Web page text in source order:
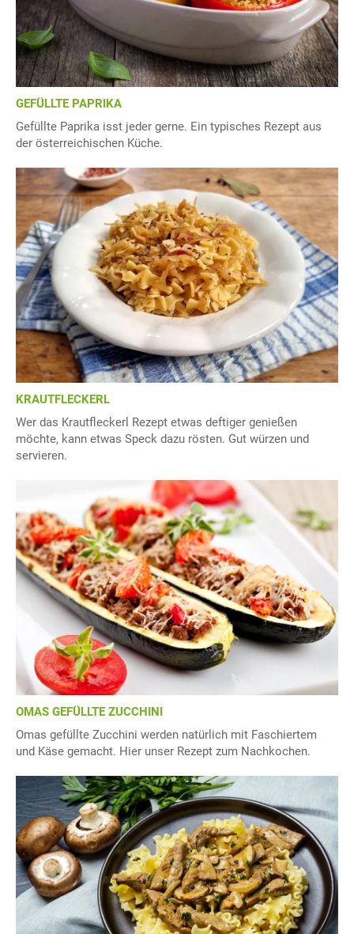
GEFÜLLTE PAPRIKA
Gefüllte Paprika isst jeder gerne. Ein typisches Rezept aus
der österreichischen Küche.
KRAUTFLECKERL
Wer das Krautfleckerl Rezept etwas deftiger genießen
möchte, kann etwas Speck dazu rösten. Gut würzen und
servieren.
OMAS GEFÜLLTE ZUCCHINI
Omas gefüllte Zucchini werden natürlich mit Faschiertem
und Käse gemacht. Hier unser Rezept zum Nachkochen.